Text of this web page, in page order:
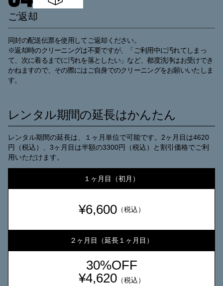
ご返却
同封の配送伝票を使用してご返却ください。
※返却時のクリーニングは不要ですが、「ご利用中に汚れてしまっ
て、次に着るまでに汚れを落としたい」など、都度洗浄はお受けでき
かねますので、その際にはご自身でのクリーニングをお願いいたしま
す。
レンタル期間の延長はかんたん
レンタル期間の延長は、１ヶ月単位で可能です。2ヶ月目は4620
円（税込）、3ヶ月目は半額の3300円（税込）と割引価格でご利
用いただけます。
１ヶ月目（初月）
¥6,600（税込）
２ヶ月目（延長１ヶ月目）
30%OFF
¥4,620（税込）